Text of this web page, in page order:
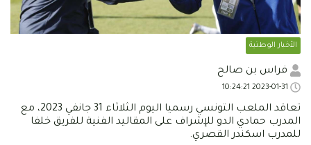
الأخبار الوطنية
فراس بن صالح
تعاقد الملعب التونسي رسميا اليوم الثلاثاء 31 جانفي 2023، مع
المدرب حمادي الدو للإشراف على المقاليد الفنية للفريق خلفا
للمدرب اسكندر القصري.